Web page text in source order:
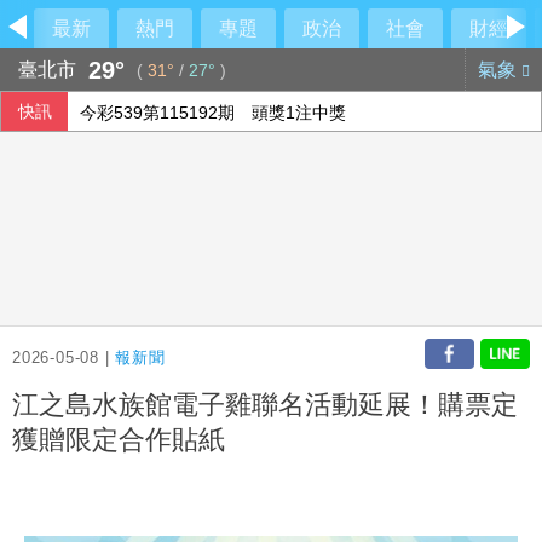
最新 熱門 專題 政治 社會
財經
臺北市 29° ( 31° / 27° ) 氣象
快訊 今彩539第115192期 頭獎1注中獎
2026-05-08 |報新聞
江之島水族館電子雞聯名活動延展！購票定
獲贈限定合作貼紙